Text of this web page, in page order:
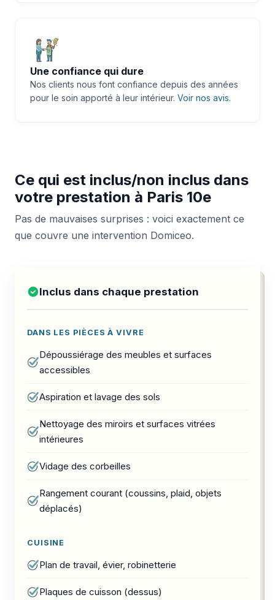
Une confiance qui dure
Nos clients nous font confiance depuis des années
pour le soin apporté à leur intérieur. Voir nos avis.
Ce qui est inclus/non inclus dans
votre prestation à Paris 10e
Pas de mauvaises surprises : voici exactement ce
que couvre une intervention Domiceo.
Inclus dans chaque prestation
DANS LES PIÈCES À VIVRE
Dépoussiérage des meubles et surfaces
accessibles
Aspiration et lavage des sols
Nettoyage des miroirs et surfaces vitrées
intérieures
Vidage des corbeilles
Rangement courant (coussins, plaid, objets
déplacés)
CUISINE
Plan de travail, évier, robinetterie
Plaques de cuisson (dessus)